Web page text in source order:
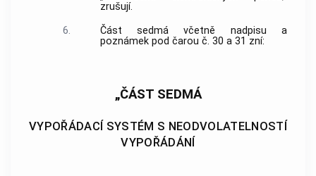
zrušují.
6.
Část sedmá včetně nadpisu a
poznámek pod čarou č. 30 a 31 zní:
„ČÁST SEDMÁ
VYPOŘÁDACÍ SYSTÉM S NEODVOLATELNOSTÍ
VYPOŘÁDÁNÍ